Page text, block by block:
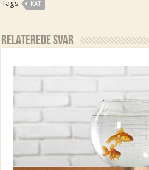
Tags KAT
Relaterede Svar